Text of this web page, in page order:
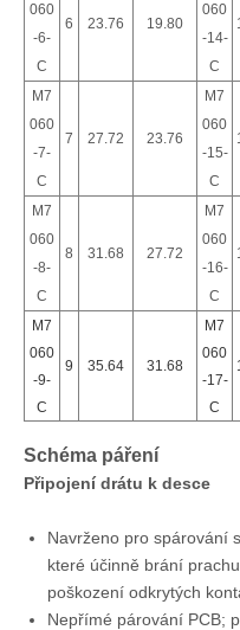
060
-6-
C
6 23.76 19.80
060
-14-
C
M7
060
-7-
C
7 27.72 23.76
M7
060
-15-
C
M7
060
-8-
C
8 31.68 27.72
M7
060
-16-
C
M7
060
-9-
C
9 35.64 31.68
M7
060
-17-
C
Schéma páření
Připojení drátu k desce
Navrženo pro spárování s
které účinně brání
poškození odkrytých
Nepřímé párování PCB;